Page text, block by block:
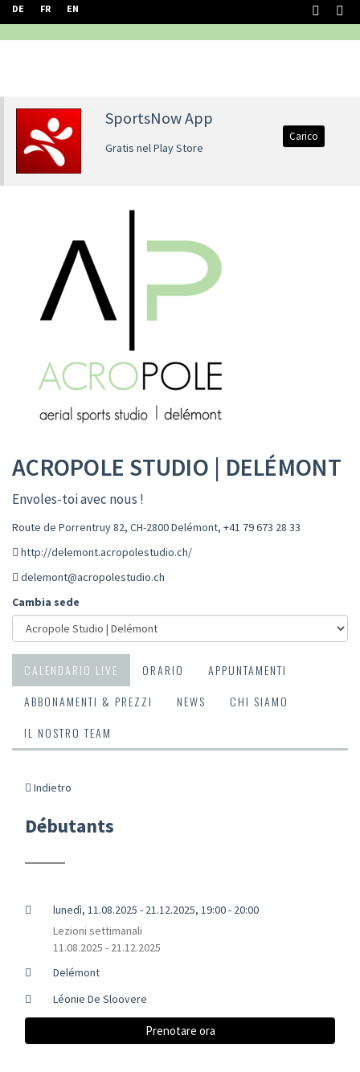
DE FR EN
SportsNow App
Gratis nel Play Store
Carico
ACROPOLE STUDIO | DELÉMONT
Envoles-toi avec nous !
Route de Porrentruy 82, CH-2800 Delémont, +41 79 673 28 33
http://delemont.acropolestudio.ch/
delemont@acropolestudio.ch
Cambia sede
CALENDARIO LIVE ORARIO
APPUNTAMENTI
ABBONAMENTI & PREZZI
NEWS
CHI SIAMO
IL NOSTRO TEAM
Indietro
Débutants
lunedì, 11.08.2025 - 21.12.2025, 19:00 - 20:00
Lezioni settimanali
11.08.2025 - 21.12.2025
Delémont
Léonie De Sloovere
Prenotare ora